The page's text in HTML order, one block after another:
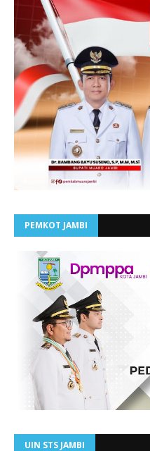
PEMKOT JAMBI
UIN STS JAMBI